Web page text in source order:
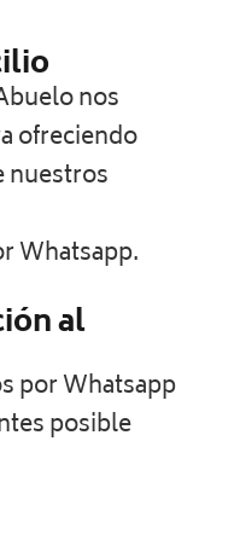
nos
ofreciendo
nuestros
Whatsapp.
al
por Whatsapp
posible